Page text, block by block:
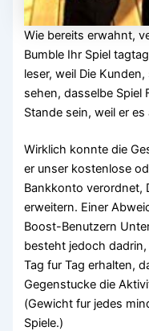
Wie bereits erwahnt,
Bumble Ihr Spiel
leser, weil Die
sehen, dasselbe Spiel
Stande sein, weil er es
Wirklich konnte die
er unser kostenlose
Bankkonto verordnet,
erweitern. Einer
Boost-Benutzern
besteht jedoch
Tag fur Tag erhalten,
Gegenstucke die
(Gewicht fur jedes
Spiele.)